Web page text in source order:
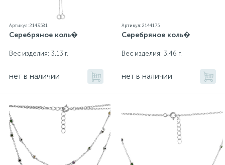
Артикул: 2143581
Серебряное коль�
Вес изделия: 3,13 г.
нет в наличии
Артикул: 2144175
Серебряное коль�
Вес изделия: 3,46 г.
нет в наличии